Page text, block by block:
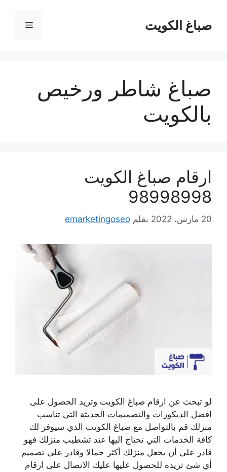
المحتوىصباغ الكويت القائمة
صباغ شاطر ورخيص
بالكويت
ارقام صباغ الكويت
98998998
20 مارس، 2022 بقلم emarketingoseo
لو تبحث عن ارقام صباغ الكويت وتريد الحصول على
افضل الديكورات والتصميمات الحديثة التي تناسب
منزلك قم بالتواصل مع صباغ الكويت الذي سيوفر لك
كافة الخدمات التي تحتاج اليها عند تشطيب منزلك فهو
قادر على أن يجعل منزلك أكثر جمالا وقادر على تصميم
أي شئ تريده للحصول عليها عليك الاتصال على ارقام